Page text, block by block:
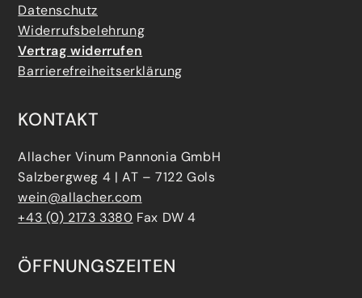
Datenschutz
Widerrufsbelehrung
Vertrag widerrufen
Barrierefreiheitserklärung
KONTAKT
Allacher Vinum Pannonia GmbH
Salzbergweg 4 | AT – 7122 Gols
wein@allacher.com
+43 (0) 2173 3380 Fax DW 4
ÖFFNUNGSZEITEN